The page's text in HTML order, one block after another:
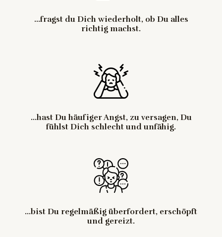
...fragst du Dich wiederholt, ob Du alles
richtig machst.
...hast Du häufiger Angst, zu versagen, Du
fühlst Dich schlecht und unfähig.
...bist Du regelmäßig überfordert, erschöpft
und gereizt.